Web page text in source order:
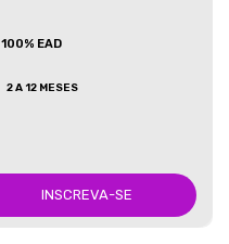
100% EAD
2 A 12 MESES
INSCREVA-SE